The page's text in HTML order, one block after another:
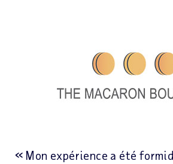
Mon expérience a été